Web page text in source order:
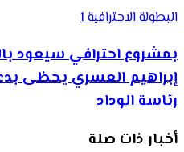
البطولة الاحترافية 1
بمشروع احترافي سيعود
إبراهيم العسري يحظى
رئاسة الوداد
أخبار ذات صلة